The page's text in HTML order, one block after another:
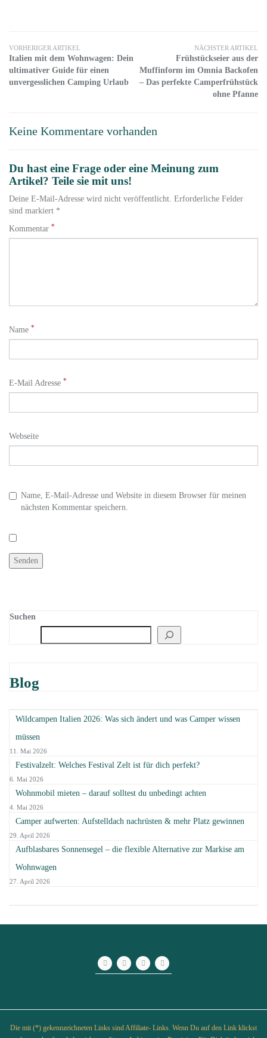
VORHERIGER ARTIKEL
Italien mit dem Wohnwagen: Dein
ultimativer Guide für einen
unvergesslichen Camping Urlaub
NÄCHSTER ARTIKEL
Frühstückseier aus der
Muffinform im Omnia Backofen
– Das perfekte Camperfrühstück
ohne Pfanne
Keine Kommentare vorhanden
Du hast eine Frage oder eine Meinung zum
Artikel? Teile sie mit uns!
Deine E-Mail-Adresse wird nicht veröffentlicht. Erforderliche Felder
sind markiert *
Kommentar *
Name *
E-Mail Adresse *
Webseite
Name, E-Mail-Adresse und Website in diesem Browser für meinen
nächsten Kommentar speichern.
Suchen
Blog
Wildcampen Italien 2026: Was sich ändert und was Camper wissen
müssen
11. Mai 2026
Festivalzelt: Welches Festival Zelt ist für dich perfekt?
6. Mai 2026
Wohnmobil mieten – darauf solltest du unbedingt achten
4. Mai 2026
Camper aufwerten: Aufstelldach nachrüsten & mehr Platz gewinnen
29. April 2026
Aufblasbares Sonnensegel – die flexible Alternative zur Markise am
Wohnwagen
27. April 2026
Die mit (*) gekennzeichneten Links sind Affiliate- Links. Wenn Du auf den Link klickst